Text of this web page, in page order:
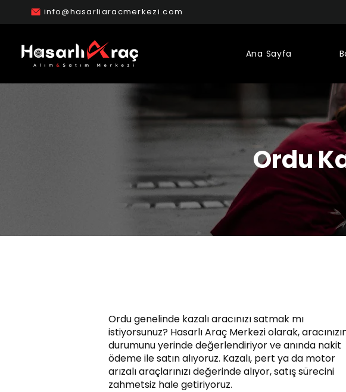
info@hasarliaracmerkezi.com
Ana Sayfa
Ordu
Ordu genelinde kazalı aracınızı satmak mı
istiyorsunuz? Hasarlı Araç Merkezi olarak,
durumunu yerinde değerlendiriyor ve anında nakit
ödeme ile satın alıyoruz. Kazalı, pert ya da motor
arızalı araçlarınızı değerinde alıyor, satış sürecini
zahmetsiz hale getiriyoruz.